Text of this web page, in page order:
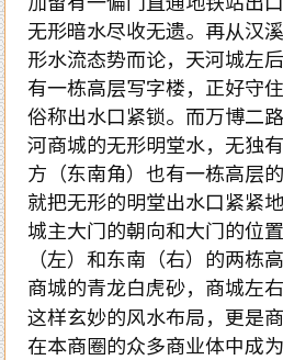
无形暗水尽收无遗。再从汉
形水流态势而论，天河城左
有一栋高层写字楼，正好守
俗称出水口紧锁。而万博二
河商城的无形明堂水，无独
方（东南角）也有一栋高层
就把无形的明堂出水口紧紧
城主大门的朝向和大门的位
（左）和东南（右）的两栋
商城的青龙白虎砂，商城左
这样玄妙的风水布局，更是
在本商圈的众多商业体中成